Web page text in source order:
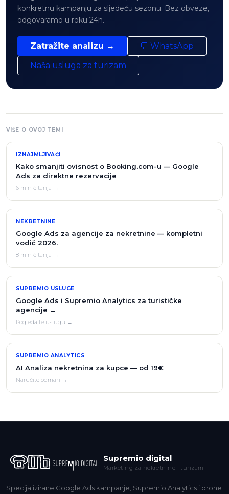
konkretnu kampanju za sljedeću sezonu. Bez obveze,
odgovaramo u roku 24h.
Zatražite analizu →
💬 WhatsApp
Naša usluga za turizam
VIŠE O OVOJ TEMI
IZNAJMLJIVAČI
Kako smanjiti ovisnost o Booking.com-u — Google
Ads za direktne rezervacije
6 min čitanja →
NEKRETNINE
Google Ads za agencije za nekretnine — kompletni
vodič 2026.
8 min čitanja →
SUPREMIO USLUGE
Google Ads i Supremio Analytics za turističke
agencije →
Pogledajte uslugu →
SUPREMIO ANALYTICS
AI Analiza nekretnina za kupce — od 19€
Naručite odmah →
Supremio digital
Marketing za nekretnine i turizam
Specijalizirane Google Ads kampanje, Supremio Analytics i drone